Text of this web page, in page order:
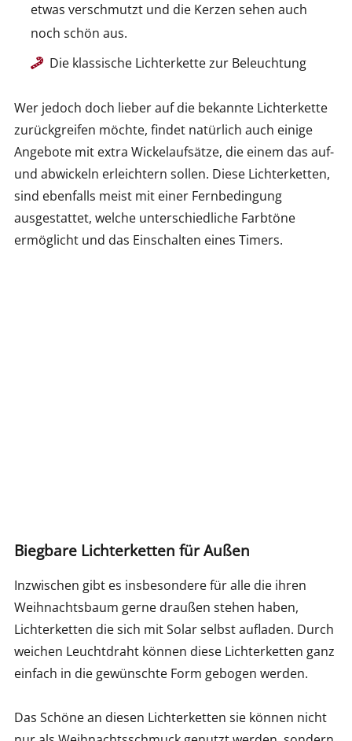
etwas verschmutzt und die Kerzen sehen auch
noch schön aus.
Die klassische Lichterkette zur Beleuchtung
Wer jedoch doch lieber auf die bekannte Lichterkette
zurückgreifen möchte, findet natürlich auch einige
Angebote mit extra Wickelaufsätze, die einem das auf-
und abwickeln erleichtern sollen. Diese Lichterketten,
sind ebenfalls meist mit einer Fernbedingung
ausgestattet, welche unterschiedliche Farbtöne
ermöglicht und das Einschalten eines Timers.
Biegbare Lichterketten für Außen
Inzwischen gibt es insbesondere für alle die ihren
Weihnachtsbaum gerne draußen stehen haben,
Lichterketten die sich mit Solar selbst aufladen. Durch
weichen Leuchtdraht können diese Lichterketten ganz
einfach in die gewünschte Form gebogen werden.
Das Schöne an diesen Lichterketten sie können nicht